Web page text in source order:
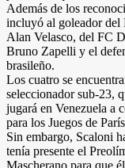
Además de los
incluyó al goleador del
Alan Velasco, del FC
Bruno Zapelli y el
brasileño.
Los cuatro se
seleccionador sub-23,
jugará en Venezuela a
para los Juegos de
Sin embargo, Scaloni
tenía presente el
Mascherano para que